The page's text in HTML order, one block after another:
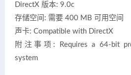
DirectX 版本: 9.0c
存储空间: 需要 400 MB 可用空间
声卡: Compatible with DirectX
附注事项: Requires a 64-bit
system